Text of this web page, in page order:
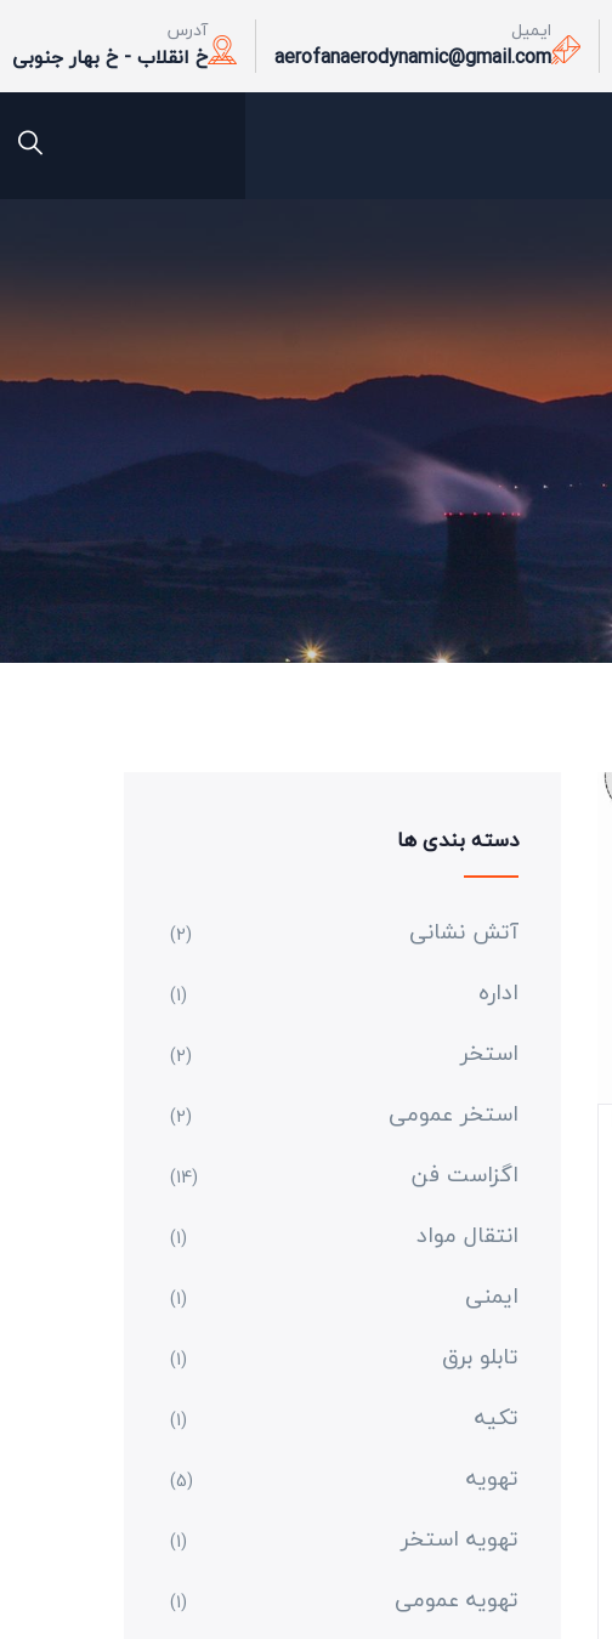
ایمیل
aerofanaerodynamic@gmail.com
آدرس
خ انقلاب - خ بهار جنوبی
دسته بندی ها
آتش نشانی (2)
اداره (1)
استخر (2)
استخر عمومی (2)
اگزاست فن (14)
انتقال مواد (1)
ایمنی (1)
تابلو برق (1)
تکیه (1)
تهویه (5)
تهویه استخر (1)
تهویه عمومی (1)